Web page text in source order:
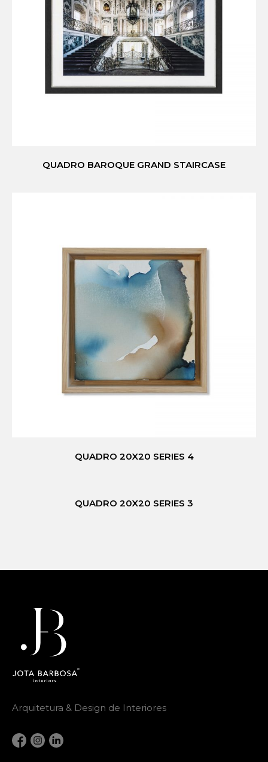
QUADRO BAROQUE GRAND STAIRCASE
QUADRO 20X20 SERIES 4
QUADRO 20X20 SERIES 3
Arquitetura & Design de Interiores